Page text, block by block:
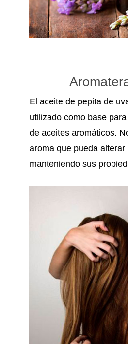
El aceite de pepita de
utilizado como base
de aceites aromáticos.
aroma que pueda alterar
manteniendo sus